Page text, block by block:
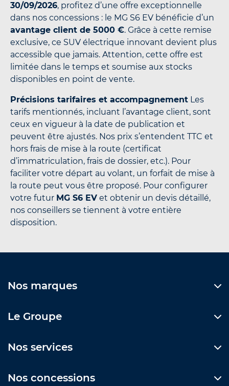
30/09/2026, profitez d’une offre exceptionnelle
dans nos concessions : le MG S6 EV bénéficie d’un
avantage client de 5000 €. Grâce à cette remise
exclusive, ce SUV électrique innovant devient plus
accessible que jamais. Attention, cette offre est
limitée dans le temps et soumise aux stocks
disponibles en point de vente.
Précisions tarifaires et accompagnement Les
tarifs mentionnés, incluant l’avantage client, sont
ceux en vigueur à la date de publication et
peuvent être ajustés. Nos prix s’entendent TTC et
hors frais de mise à la route (certificat
d’immatriculation, frais de dossier, etc.). Pour
faciliter votre départ au volant, un forfait de mise à
la route peut vous être proposé. Pour configurer
votre futur MG S6 EV et obtenir un devis détaillé,
nos conseillers se tiennent à votre entière
disposition.
Nos marques
Le Groupe
Nos services
Nos concessions